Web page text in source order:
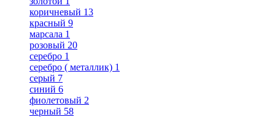
коричневый 13
красный 9
марсала 1
розовый 20
серебро 1
серебро ( металлик) 1
серый 7
синий 6
фиолетовый 2
черный 58